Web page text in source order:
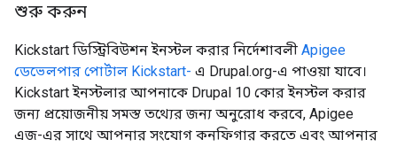
শুরু করুন
Kickstart ডিস্ট্রিবিউশন ইনস্টল করার নির্দেশাবলী Apigee
ডেভেলপার পোর্টাল Kickstart- এ Drupal.org-এ পাওয়া যাবে।
Kickstart ইনস্টলার আপনাকে Drupal 10 কোর ইনস্টল করার
জন্য প্রয়োজনীয় সমস্ত তথ্যের জন্য অনুরোধ করবে, Apigee
এজ-এর সাথে আপনার সংযোগ কনফিগার করতে এবং আপনার